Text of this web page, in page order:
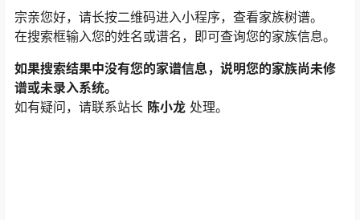
宗亲您好，请长按二维码进入小程序，查看家族树谱。
在搜索框输入您的姓名或谱名，即可查询您的家族信息。
如果搜索结果中没有您的家谱信息，说明您的家族尚未修
谱或未录入系统。
如有疑问，请联系站长 陈小龙 处理。